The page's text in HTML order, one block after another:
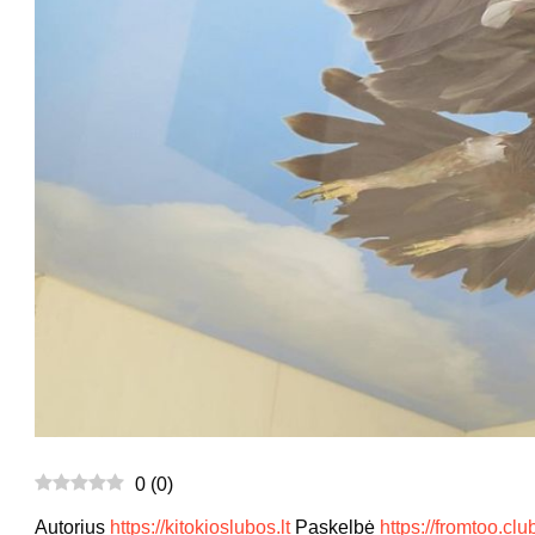
0 (0)
Autorius https://kitokioslubos.ltPaskelbė https://